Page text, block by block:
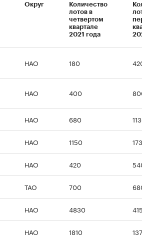
Округ
Количество
лотов в
четвертом
квартале
2021 года
НАО 180
НАО 400
НАО 680
НАО 1150
НАО 420
ТАО 700
НАО 4830
НАО 1810